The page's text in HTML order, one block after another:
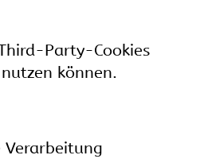
Party-Cookies
können.